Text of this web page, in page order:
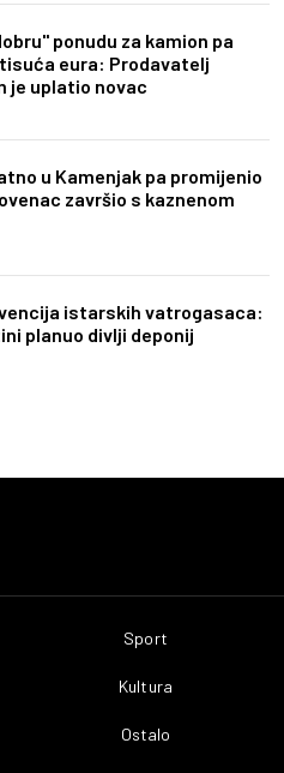
ponudu za kamion pa
eura: Prodavatelj
je uplatio novac
u Kamenjak pa promijenio
završio s kaznenom
istarskih vatrogasaca:
planuo divlji deponij
Sport
Kultura
Ostalo